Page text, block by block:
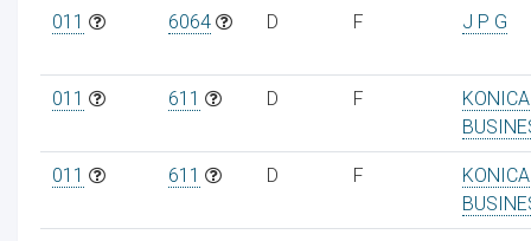
011 6064 D F J P G
011 611 D F
011 611 D F